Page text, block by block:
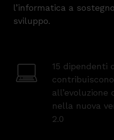
l’informatica a
sviluppo.
15 dipendenti
all’evoluzione
nella nuova
2.0